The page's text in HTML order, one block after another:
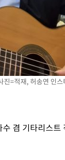
진=적재, 허송연 인
겸 기타리스